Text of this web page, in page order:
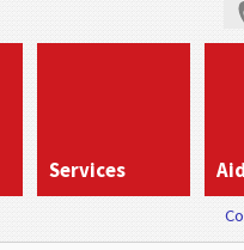
Services